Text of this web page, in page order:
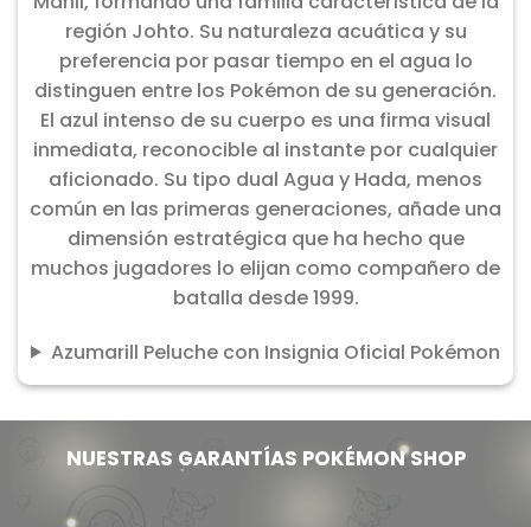
región Johto. Su naturaleza acuática y su
preferencia por pasar tiempo en el agua lo
distinguen entre los Pokémon de su generación.
El azul intenso de su cuerpo es una firma visual
inmediata, reconocible al instante por cualquier
aficionado. Su tipo dual Agua y Hada, menos
común en las primeras generaciones, añade una
dimensión estratégica que ha hecho que
muchos jugadores lo elijan como compañero de
batalla desde 1999.
Azumarill Peluche con Insignia Oficial Pokémon
NUESTRAS GARANTÍAS POKÉMON SHOP